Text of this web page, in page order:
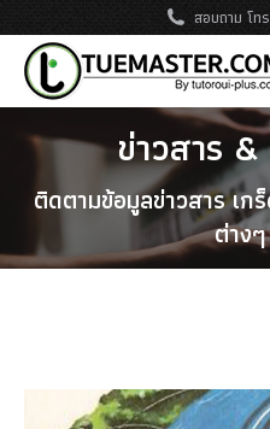
สอบถาม โ
ข่าวสาร
ติดตามข้อมูลข่าวสาร เก
ต่าง